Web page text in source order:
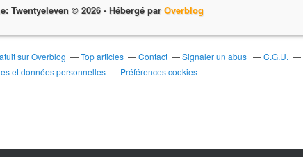
Twentyeleven © 2026 - Hébergé par Overblog
sur Overblog Top articles Contact Signaler un abus C.G.U.
et données personnelles
Préférences cookies